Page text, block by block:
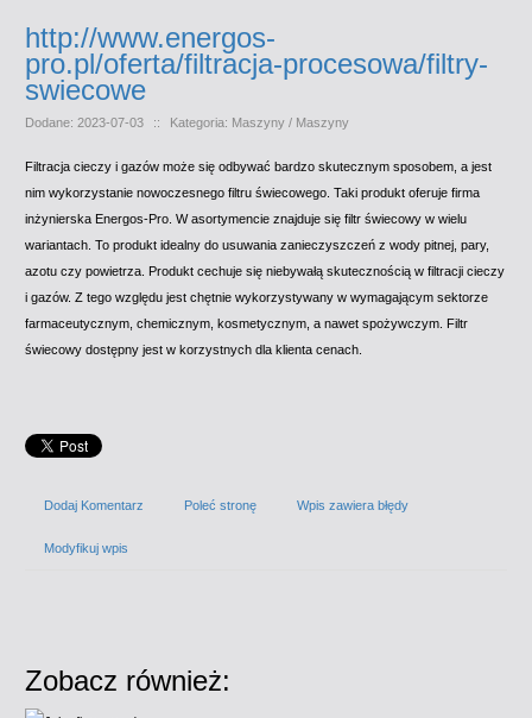
http://www.energos-
pro.pl/oferta/filtracja-procesowa/filtry-
swiecowe
Dodane: 2023-07-03 :: Kategoria: Maszyny / Maszyny
Filtracja cieczy i gazów może się odbywać bardzo skutecznym sposobem, a jest
nim wykorzystanie nowoczesnego filtru świecowego. Taki produkt oferuje firma
inżynierska Energos-Pro. W asortymencie znajduje się filtr świecowy w wielu
wariantach. To produkt idealny do usuwania zanieczyszczeń z wody pitnej, pary,
azotu czy powietrza. Produkt cechuje się niebywałą skutecznością w filtracji cieczy
i gazów. Z tego względu jest chętnie wykorzystywany w wymagającym sektorze
farmaceutycznym, chemicznym, kosmetycznym, a nawet spożywczym. Filtr
świecowy dostępny jest w korzystnych dla klienta cenach.
Dodaj Komentarz Poleć stronę Wpis zawiera błędy
Modyfikuj wpis
Zobacz również: